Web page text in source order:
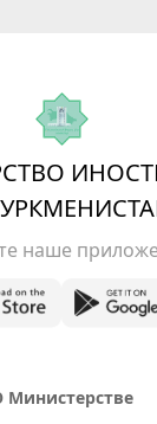
наше
Министерстве